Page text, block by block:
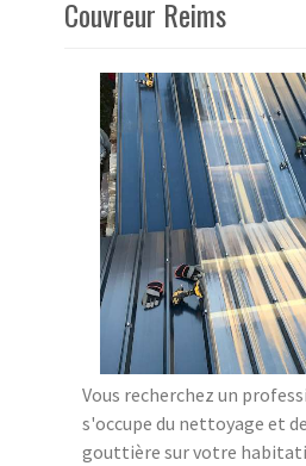
Couvreur Reims
Vous recherchez un
s'occupe du nettoyage et
gouttière sur votre